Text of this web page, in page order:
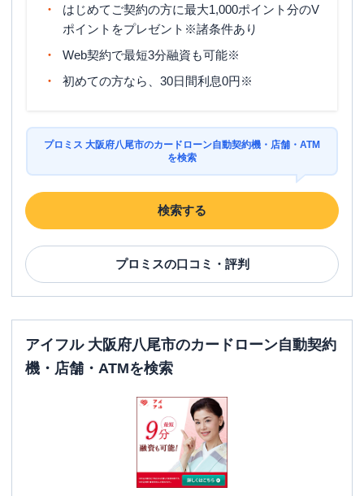
はじめてご契約の方に最大1,000ポイント分のV
ポイントをプレゼント※諸条件あり
Web契約で最短3分融資も可能※
初めての方なら、30日間利息0円※
プロミス 大阪府八尾市のカードローン自動契約機・店舗・ATM
を検索
検索する
プロミスの口コミ・評判
アイフル 大阪府八尾市のカードローン自動契約
機・店舗・ATMを検索